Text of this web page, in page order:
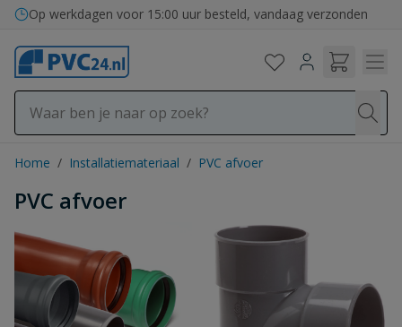
Ga naar de inhoud
Op werkdagen voor 15:00 uur besteld, vandaag verzonden
Home / Installatiemateriaal / PVC afvoer
PVC afvoer